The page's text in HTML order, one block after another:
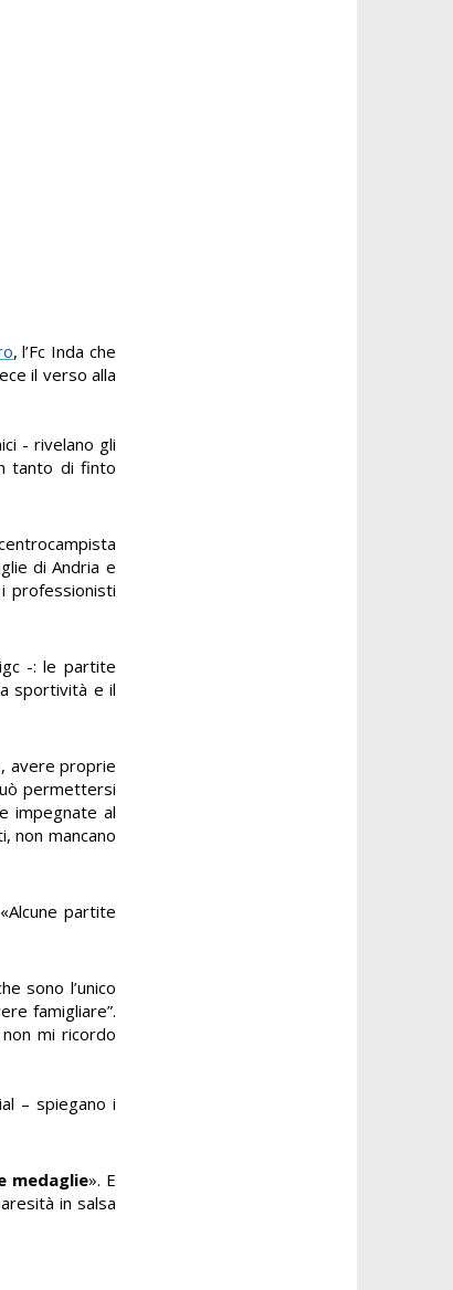
, l’Fc Inda che
il verso alla
- rivelano gli
tanto di finto
di Andria e
professionisti
-: le partite
sportività e il
avere proprie
permettersi
impegnate al
non mancano
partite
sono l’unico
famigliare”.
mi ricordo
– spiegano i
medaglie». E
in salsa